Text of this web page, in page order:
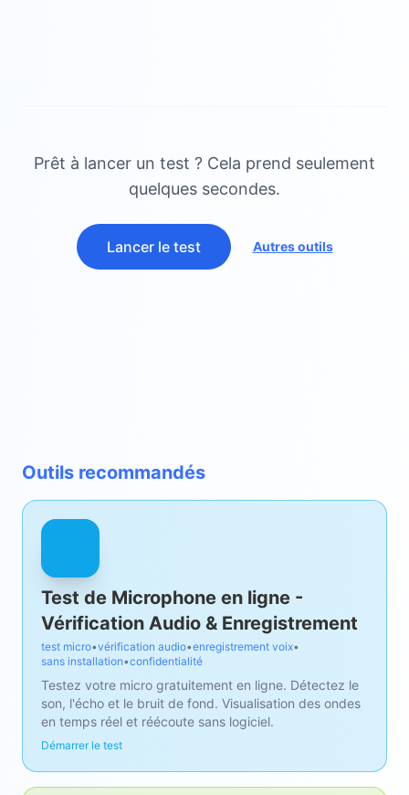
Prêt à lancer un test ? Cela prend seulement
quelques secondes.
Lancer le test Autres outils
Outils recommandés
Test de Microphone en ligne -
Vérification Audio & Enregistrement
test micro•vérification audio•enregistrement voix•
sans installation•confidentialité
Testez votre micro gratuitement en ligne. Détectez le
son, l'écho et le bruit de fond. Visualisation des ondes
en temps réel et réécoute sans logiciel.
Démarrer le test